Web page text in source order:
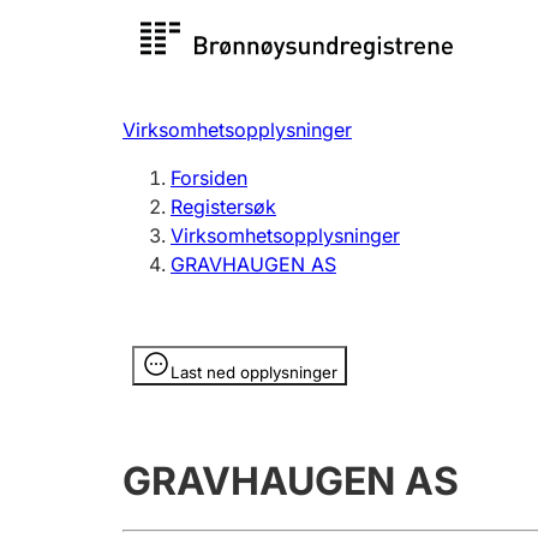
Registersøk
Registrere, endre, slette
Virksomhetsopplysninger
Forsiden
Registersøk
Virksomhetsopplysninger
GRAVHAUGEN AS
Last ned opplysninger
Opplysninger er skjult
GRAVHAUGEN AS